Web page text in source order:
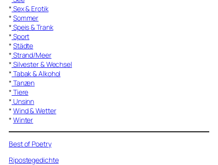
* Sex & Erotik
* Sommer
* Speis & Trank
* Sport
* Städte
* Strand/Meer
* Silvester & Wechsel
* Tabak & Alkohol
* Tanzen
* Tiere
* Unsinn
* Wind & Wetter
* Winter
Best of Poetry
Ripostegedichte